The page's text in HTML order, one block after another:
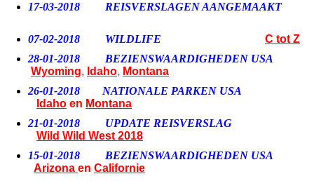
17-03-2018 REISVERSLAGEN AANGEMAAKT
07-02-2018 WILDLIFE C tot Z
28-01-2018 BEZIENSWAARDIGHEDEN USA
Wyoming, Idaho, Montana
26-01-2018 NATIONALE PARKEN USA
Idaho en Montana
21-01-2018 UPDATE REISVERSLAG
Wild Wild West 2018
15-01-2018 BEZIENSWAARDIGHEDEN USA
Arizona en Californie